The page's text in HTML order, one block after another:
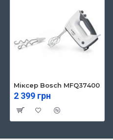
Міксер Bosch MFQ37400
2 399 грн